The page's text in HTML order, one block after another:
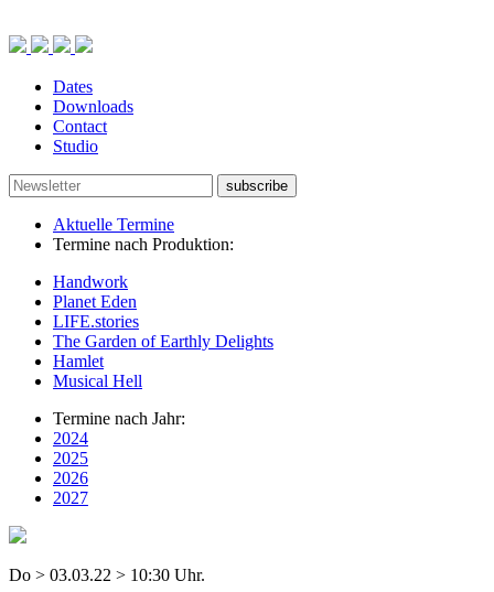
Dates
Downloads
Contact
Studio
subscribe
Aktuelle Termine
Termine nach Produktion:
Handwork
Planet Eden
LIFE.stories
The Garden of Earthly Delights
Hamlet
Musical Hell
Termine nach Jahr:
2024
2025
2026
2027
Do > 03.03.22 > 10:30 Uhr.